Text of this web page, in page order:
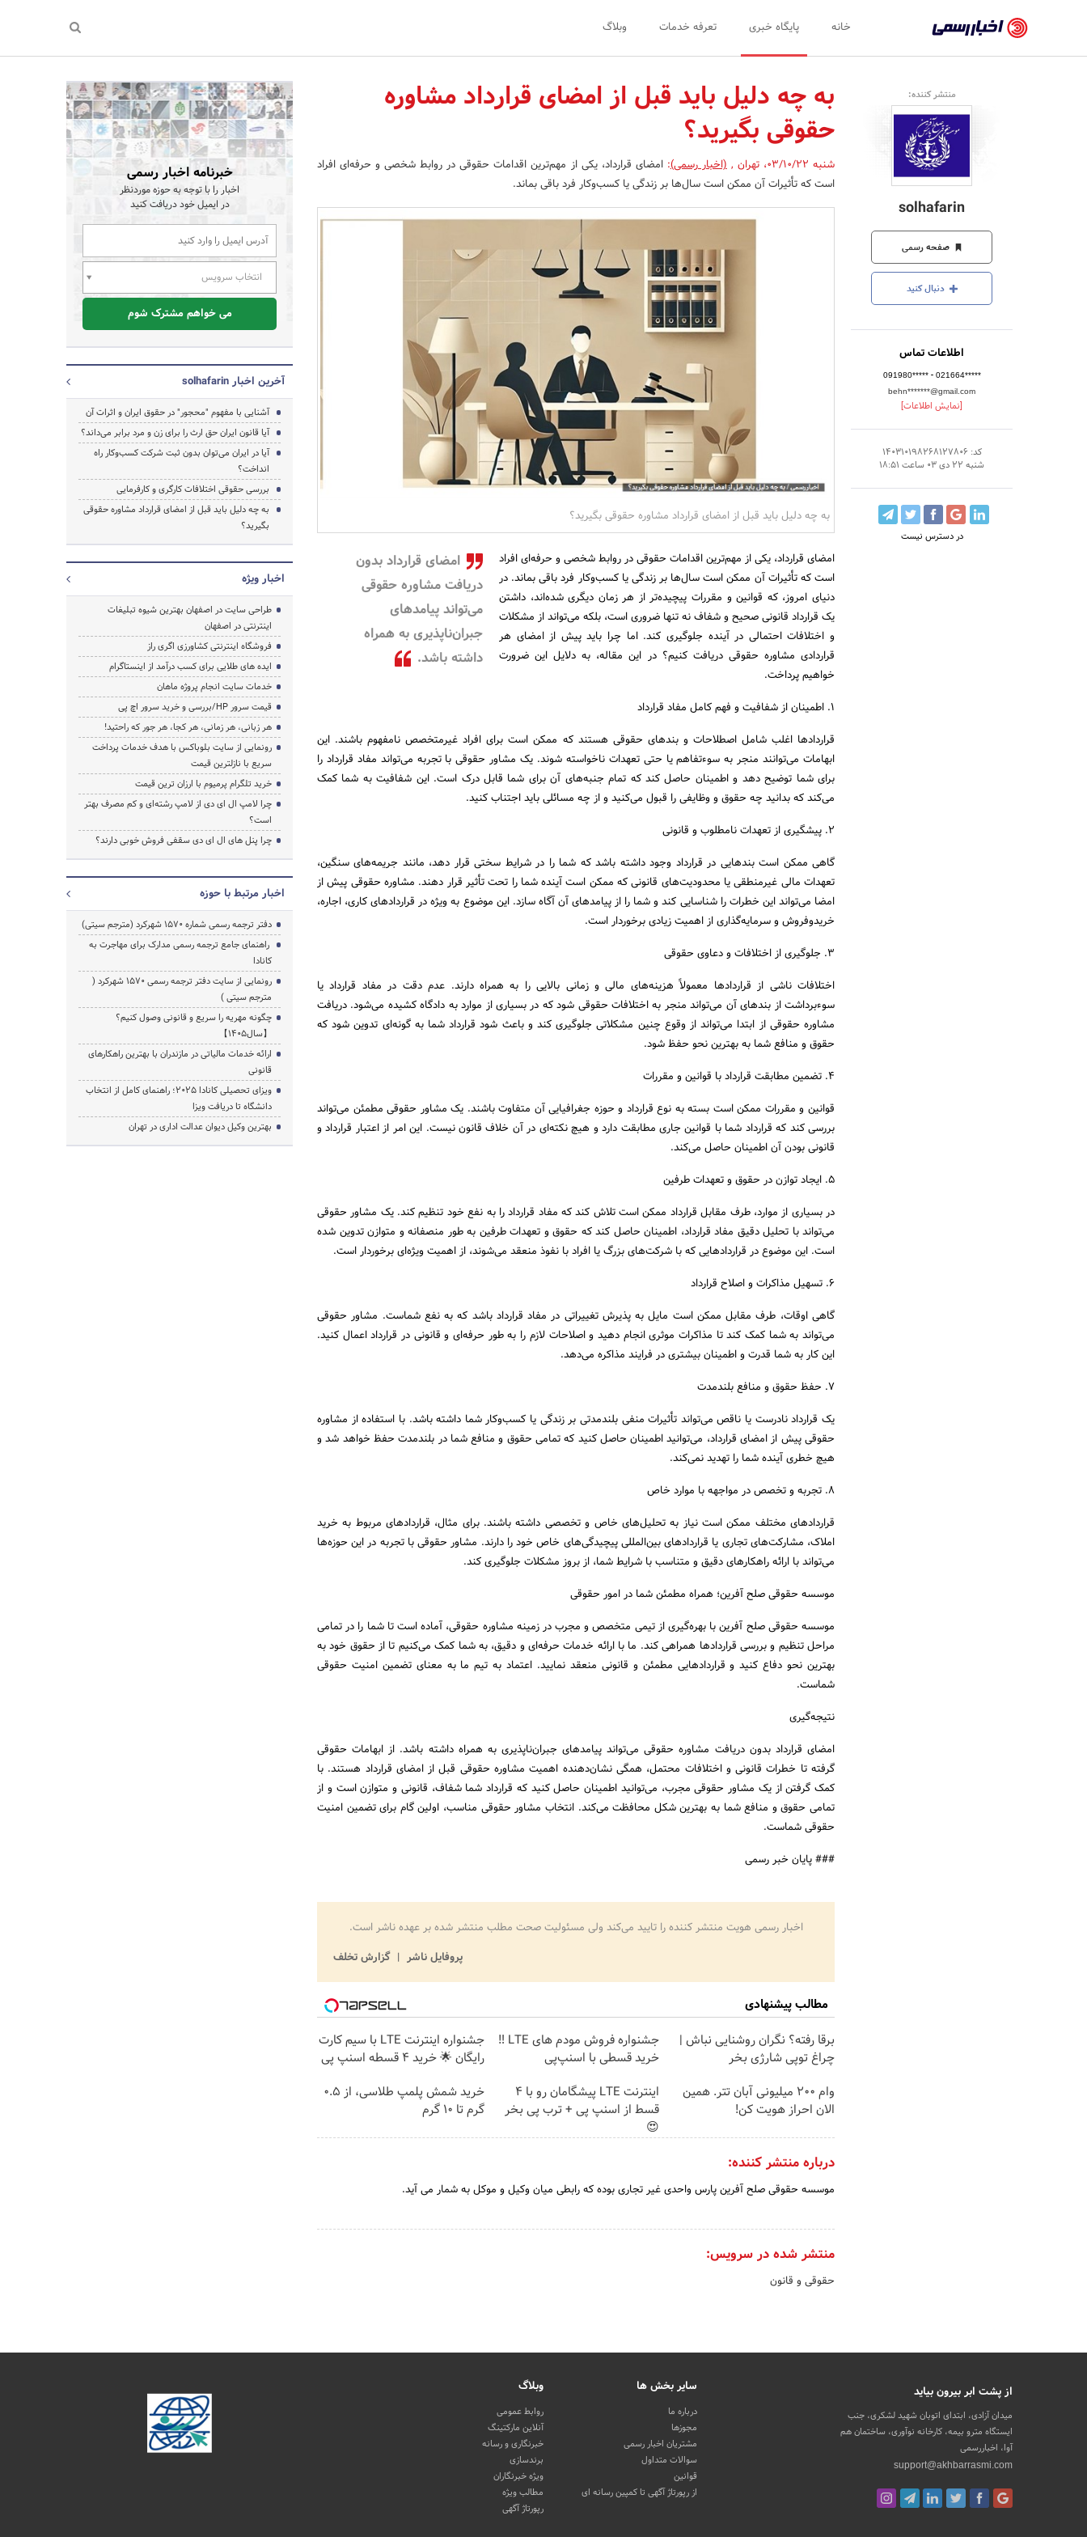
رسمی
-
اخبار
تایید
شده
شرکت‌ها،
سازمان‌ها
و
روابط
عمومی‌ها
خانه پایگاه خبری تعرفه خدمات وبلاگ
منتشر کننده:
solhafarin
صفحه رسمی
دنبال کنید
اطلاعات تماس
091980***** - 021664*****
behn*******@gmail.com
[نمایش اطلاعات]
کد: 140310198268127806
شنبه 22 دی 03 ساعت 18:51
در دسترس نیست
به چه دلیل باید قبل از امضای قرارداد مشاوره
حقوقی بگیرید؟
شنبه 03/10/22 ،تهران ,(اخبار رسمی):امضای قرارداد، یکی از مهم‌ترین اقدامات حقوقی در روابط شخصی و حرفه‌ای افراد
است که تأثیرات آن ممکن است سال‌ها بر زندگی یا کسب‌وکار فرد باقی بماند.
به چه دلیل باید قبل از امضای قرارداد مشاوره حقوقی بگیرید؟
امضای قرارداد بدون
دریافت مشاوره حقوقی
می‌تواند پیامدهای
جبران‌ناپذیری به همراه
داشته باشد.
امضای قرارداد، یکی از مهم‌ترین اقدامات حقوقی در روابط شخصی و حرفه‌ای افراد
است که تأثیرات آن ممکن است سال‌ها بر زندگی یا کسب‌وکار فرد باقی بماند. در
دنیای امروز، که قوانین و مقررات پیچیده‌تر از هر زمان دیگری شده‌اند، داشتن
یک قرارداد قانونی صحیح و شفاف نه تنها ضروری است، بلکه می‌تواند از مشکلات
و اختلافات احتمالی در آینده جلوگیری کند. اما چرا باید پیش از امضای هر
قراردادی مشاوره حقوقی دریافت کنیم؟ در این مقاله، به دلایل این ضرورت
خواهیم پرداخت.
۱. اطمینان از شفافیت و فهم کامل مفاد قرارداد
قراردادها اغلب شامل اصطلاحات و بندهای حقوقی هستند که ممکن است برای افراد غیرمتخصص نامفهوم باشند. این
ابهامات می‌توانند منجر به سوءتفاهم یا حتی تعهدات ناخواسته شوند. یک مشاور حقوقی با تجربه می‌تواند مفاد قرارداد را
برای شما توضیح دهد و اطمینان حاصل کند که تمام جنبه‌های آن برای شما قابل درک است. این شفافیت به شما کمک
می‌کند که بدانید چه حقوق و وظایفی را قبول می‌کنید و از چه مسائلی باید اجتناب کنید.
۲. پیشگیری از تعهدات نامطلوب و قانونی
گاهی ممکن است بندهایی در قرارداد وجود داشته باشد که شما را در شرایط سختی قرار دهد، مانند جریمه‌های سنگین،
تعهدات مالی غیرمنطقی یا محدودیت‌های قانونی که ممکن است آینده شما را تحت تأثیر قرار دهند. مشاوره حقوقی پیش از
امضا می‌تواند این خطرات را شناسایی کند و شما را از پیامدهای آن آگاه سازد. این موضوع به ویژه در قراردادهای کاری، اجاره،
خریدوفروش و سرمایه‌گذاری از اهمیت زیادی برخوردار است.
۳. جلوگیری از اختلافات و دعاوی حقوقی
اختلافات ناشی از قراردادها معمولاً هزینه‌های مالی و زمانی بالایی را به همراه دارند. عدم دقت در مفاد قرارداد یا
سوءبرداشت از بندهای آن می‌تواند منجر به اختلافات حقوقی شود که در بسیاری از موارد به دادگاه کشیده می‌شود. دریافت
مشاوره حقوقی از ابتدا می‌تواند از وقوع چنین مشکلاتی جلوگیری کند و باعث شود قرارداد شما به گونه‌ای تدوین شود که
حقوق و منافع شما به بهترین نحو حفظ شود.
۴. تضمین مطابقت قرارداد با قوانین و مقررات
قوانین و مقررات ممکن است بسته به نوع قرارداد و حوزه جغرافیایی آن متفاوت باشند. یک مشاور حقوقی مطمئن می‌تواند
بررسی کند که قرارداد شما با قوانین جاری مطابقت دارد و هیچ نکته‌ای در آن خلاف قانون نیست. این امر از اعتبار قرارداد و
قانونی بودن آن اطمینان حاصل می‌کند.
۵. ایجاد توازن در حقوق و تعهدات طرفین
در بسیاری از موارد، طرف مقابل قرارداد ممکن است تلاش کند که مفاد قرارداد را به نفع خود تنظیم کند. یک مشاور حقوقی
می‌تواند با تحلیل دقیق مفاد قرارداد، اطمینان حاصل کند که حقوق و تعهدات طرفین به طور منصفانه و متوازن تدوین شده
است. این موضوع در قراردادهایی که با شرکت‌های بزرگ یا افراد با نفوذ منعقد می‌شوند، از اهمیت ویژه‌ای برخوردار است.
۶. تسهیل مذاکرات و اصلاح قرارداد
گاهی اوقات، طرف مقابل ممکن است مایل به پذیرش تغییراتی در مفاد قرارداد باشد که به نفع شماست. مشاور حقوقی
می‌تواند به شما کمک کند تا مذاکرات موثری انجام دهید و اصلاحات لازم را به طور حرفه‌ای و قانونی در قرارداد اعمال کنید.
این کار به شما قدرت و اطمینان بیشتری در فرایند مذاکره می‌دهد.
۷. حفظ حقوق و منافع بلندمدت
یک قرارداد نادرست یا ناقص می‌تواند تأثیرات منفی بلندمدتی بر زندگی یا کسب‌وکار شما داشته باشد. با استفاده از مشاوره
حقوقی پیش از امضای قرارداد، می‌توانید اطمینان حاصل کنید که تمامی حقوق و منافع شما در بلندمدت حفظ خواهد شد و
هیچ خطری آینده شما را تهدید نمی‌کند.
۸. تجربه و تخصص در مواجهه با موارد خاص
قراردادهای مختلف ممکن است نیاز به تحلیل‌های خاص و تخصصی داشته باشند. برای مثال، قراردادهای مربوط به خرید
املاک، مشارکت‌های تجاری یا قراردادهای بین‌المللی پیچیدگی‌های خاص خود را دارند. مشاور حقوقی با تجربه در این حوزه‌ها
می‌تواند با ارائه راهکارهای دقیق و متناسب با شرایط شما، از بروز مشکلات جلوگیری کند.
موسسه حقوقی صلح آفرین؛ همراه مطمئن شما در امور حقوقی
موسسه حقوقی صلح آفرین با بهره‌گیری از تیمی متخصص و مجرب در زمینه مشاوره حقوقی، آماده است تا شما را در تمامی
مراحل تنظیم و بررسی قراردادها همراهی کند. ما با ارائه خدمات حرفه‌ای و دقیق، به شما کمک می‌کنیم تا از حقوق خود به
بهترین نحو دفاع کنید و قراردادهایی مطمئن و قانونی منعقد نمایید. اعتماد به تیم ما به معنای تضمین امنیت حقوقی
شماست.
نتیجه‌گیری
امضای قرارداد بدون دریافت مشاوره حقوقی می‌تواند پیامدهای جبران‌ناپذیری به همراه داشته باشد. از ابهامات حقوقی
گرفته تا خطرات قانونی و اختلافات محتمل، همگی نشان‌دهنده اهمیت مشاوره حقوقی قبل از امضای قرارداد هستند. با
کمک گرفتن از یک مشاور حقوقی مجرب، می‌توانید اطمینان حاصل کنید که قرارداد شما شفاف، قانونی و متوازن است و از
تمامی حقوق و منافع شما به بهترین شکل محافظت می‌کند. انتخاب مشاور حقوقی مناسب، اولین گام برای تضمین امنیت
حقوقی شماست.
### پایان خبر رسمی
اخبار رسمی هویت منتشر کننده را تایید می‌کند ولی مسئولیت صحت مطلب منتشر شده بر عهده ناشر است.
پروفایل ناشر
گزارش تخلف
مطالب پیشنهادی
برقا رفته؟ نگران روشنایی نباش |
چراغ توپی شارژی بخر
جشنواره فروش مودم های LTE ‼️
خرید قسطی با اسنپ‌پی
جشنواره اینترنت LTE با سیم کارت
رایگان 🌟 خرید 4 قسطه اسنپ پی
وام 200 میلیونی آبان تتر. همین
الان احراز هویت کن!
اینترنت LTE پیشگامان رو با 4
قسط از اسنپ پی + ترب پی بخر
😍
خرید شمش پلمپ طلاسی، از ۰.۵
گرم تا ۱۰ گرم
درباره منتشر کننده:
موسسه حقوقی صلح آفرین پارس واحدی غیر تجاری بوده که رابطی میان وکیل و موکل به شمار می آید.
منتشر شده در سرویس:
حقوقی و قانون
خبرنامه اخبار رسمی
اخبار را با توجه به حوزه موردنظر
در ایمیل خود دریافت کنید
انتخاب سرویس
می خواهم مشترک شوم
آخرین اخبار solhafarin
آشنایی با مفهوم "محجور" در حقوق ایران و اثرات آن
آیا قانون ایران حق ارث را برای زن و مرد برابر می‌داند؟
آیا در ایران می‌توان بدون ثبت شرکت کسب‌وکار راه
انداخت؟
بررسی حقوقی اختلافات کارگری و کارفرمایی
به چه دلیل باید قبل از امضای قرارداد مشاوره حقوقی
بگیرید؟
اخبار ویژه
طراحی سایت در اصفهان بهترین شیوه تبلیغات
اینترنتی در اصفهان
فروشگاه اینترنتی کشاورزی اگری راز
ایده های طلایی برای کسب درآمد از اینستاگرام
خدمات سایت انجام پروژه ماهان
قیمت سرور HP/بررسی و خرید سرور اچ پی
هر زبانی، هر زمانی، هر کجا، هر جور که راحتید!
رونمایی از سایت بلوباکس با هدف خدمات پرداخت
سریع با نازلترین قیمت
خرید تلگرام پرمیوم با ارزان ترین قیمت
چرا لامپ ال ای دی از لامپ رشته‌ای و کم مصرف بهتر
است؟
چرا پنل های ال ای دی سقفی فروش خوبی دارند؟
اخبار مرتبط با حوزه
دفتر ترجمه رسمی شماره ۱۵۷۰ شهرکرد (مترجم سیتی)
راهنمای جامع ترجمه رسمی مدارک برای مهاجرت به
کانادا
رونمایی از سایت دفتر ترجمه رسمی 1570 شهرکرد (
مترجم سیتی )
چگونه مهریه را سریع و قانونی وصول کنیم؟
【سال1405】
ارائه خدمات مالیاتی در مازندران با بهترین راهکارهای
قانونی
ویزای تحصیلی کانادا ۲۰۲۵؛ راهنمای کامل از انتخاب
دانشگاه تا دریافت ویزا
بهترین وکیل دیوان عدالت اداری در تهران
از پشت ابر بیرون بیاید
میدان آزادی، ابتدای اتوبان شهید لشکری، جنب
ایستگاه مترو بیمه، کارخانه نوآوری، ساختمان هم
آوا، اخباررسمی
support@akhbarrasmi.com
سایر بخش ها
درباره ما
مجوزها
مشتریان اخبار رسمی
سوالات متداول
قوانین
از رپورتاژ آگهی تا کمپین رسانه ای
وبلاگ
روابط عمومی
آنلاین مارکتینگ
خبرنگاری و رسانه
برندسازی
ویژه خبرنگاران
مطالب ویژه
رپورتاژ آگهی